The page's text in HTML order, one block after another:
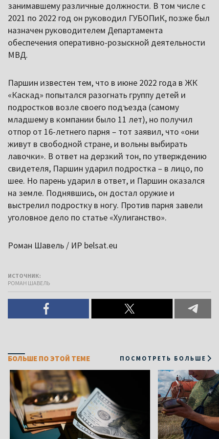
занимавшему различные должности. В том числе с
2021 по 2022 год он руководил ГУБОПиК, позже был
назначен руководителем Департамента
обеспечения оперативно-розыскной деятельности
МВД.
Паршин известен тем, что в июне 2022 года в ЖК
«Каскад» попытался разогнать группу детей и
подростков возле своего подъезда (самому
младшему в компании было 11 лет), но получил
отпор от 16-летнего парня – тот заявил, что «они
живут в свободной стране, и вольны выбирать
лавочки». В ответ на дерзкий тон, по утверждению
свидетеля, Паршин ударил подростка – в лицо, по
шее. Но парень ударил в ответ, и Паршин оказался
на земле. Поднявшись, он достал оружие и
выстрелил подростку в ногу. Против парня завели
уголовное дело по статье «Хулиганство».
Роман Шавель / ИР belsat.eu
ИСТОЧНИК:
РОМАН ШАВЕЛЬ
БОЛЬШЕ ПО ЭТОЙ ТЕМЕ ПОСМОТРЕТЬ БОЛЬШЕ